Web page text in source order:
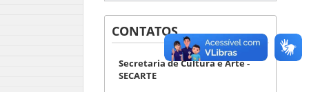
CONTATOS
Secretaria de Cultura e Arte -
SECARTE